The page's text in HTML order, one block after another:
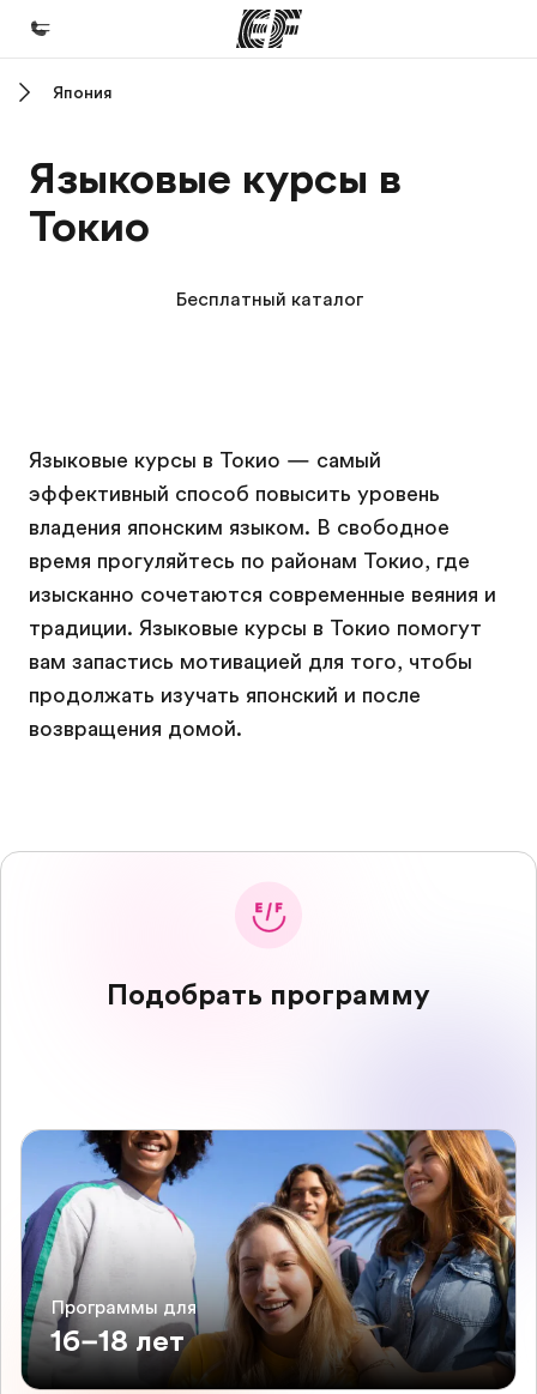
Программы
Все курсы и программы EF
Карьера
Присоединиться к нашей команде
Япония
Языковые курсы в
Токио
Бесплатный каталог
Языковые курсы в Токио — самый
эффективный способ повысить уровень
владения японским языком. В свободное
время прогуляйтесь по районам Токио, где
изысканно сочетаются современные веяния и
традиции. Языковые курсы в Токио помогут
вам запастись мотивацией для того, чтобы
продолжать изучать японский и после
возвращения домой.
Подобрать программу
Программы для
16–18 лет